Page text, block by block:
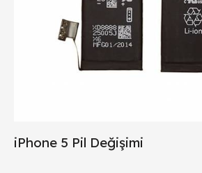
iPhone 5 Pil Değişimi